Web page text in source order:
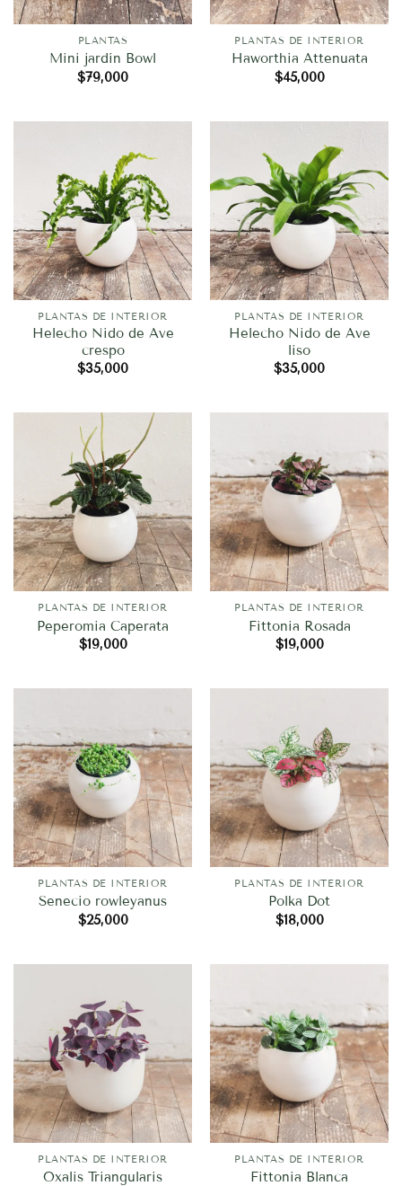
PLANTAS
Mini jardín Bowl
$79,000
PLANTAS DE INTERIOR
Haworthia Attenuata
$45,000
PLANTAS DE INTERIOR
Helecho Nido de Ave
crespo
$35,000
PLANTAS DE INTERIOR
Helecho Nido de Ave
liso
$35,000
PLANTAS DE INTERIOR
Peperomia Caperata
$19,000
PLANTAS DE INTERIOR
Fittonia Rosada
$19,000
PLANTAS DE INTERIOR
Senecio rowleyanus
$25,000
PLANTAS DE INTERIOR
Polka Dot
$18,000
PLANTAS DE INTERIOR
Oxalis Triangularis
PLANTAS DE INTERIOR
Fittonia Blanca